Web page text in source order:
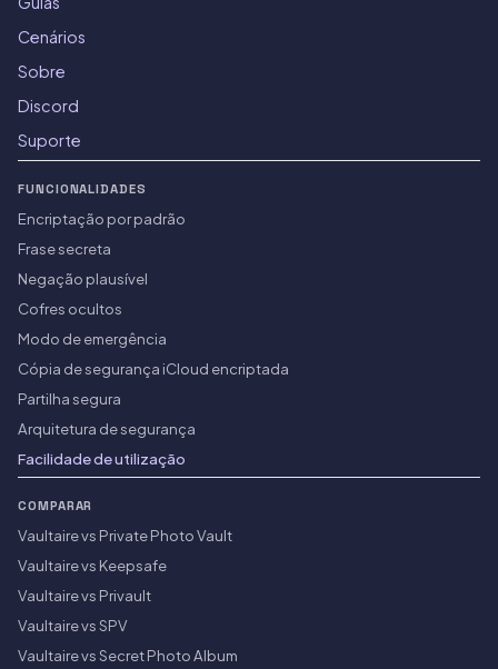
Cenários
Sobre
Discord
Suporte
FUNCIONALIDADES
Encriptação por padrão
Frase secreta
Negação plausível
Cofres ocultos
Modo de emergência
Cópia de segurança iCloud encriptada
Partilha segura
Arquitetura de segurança
Facilidade de utilização
COMPARAR
Vaultaire vs Private Photo Vault
Vaultaire vs Keepsafe
Vaultaire vs Privault
Vaultaire vs SPV
Vaultaire vs Secret Photo Album